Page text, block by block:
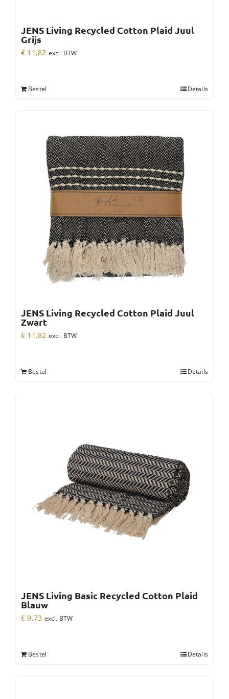
JENS Living Recycled Cotton Plaid Juul
Grijs
€ 11,82 excl. BTW
Bestel Details
JENS Living Recycled Cotton Plaid Juul
Zwart
€ 11,82 excl. BTW
Bestel Details
JENS Living Basic Recycled Cotton Plaid
Blauw
€ 9,73 excl. BTW
Bestel Details